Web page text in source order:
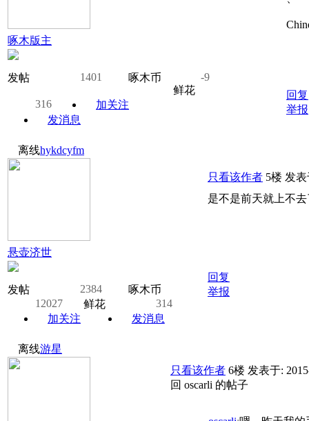
啄木版主
发帖 1401 啄木币
-9
鲜花
316
加关注
发消息
回复
举报
离线hykdcyfm
悬壶济世
发帖 2384
啄木币
12027
鲜花
314
加关注
发消息
只看该作者 5楼 发表
是不是前天就上不
回复
举报
离线游星
只看该作者 6楼 发表于:
回 oscarli 的帖子